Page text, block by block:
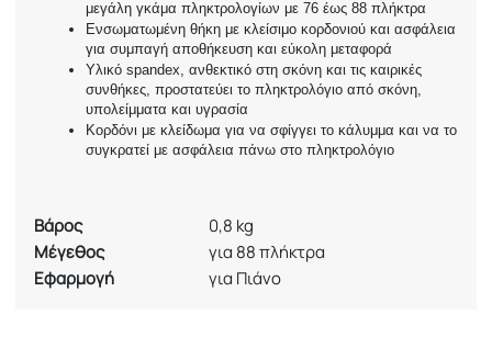
μεγάλη γκάμα πληκτρολογίων με 76 έως 88 πλήκτρα
Ενσωματωμένη θήκη με κλείσιμο κορδονιού και ασφάλεια
για συμπαγή αποθήκευση και εύκολη μεταφορά
Υλικό spandex, ανθεκτικό στη σκόνη και τις καιρικές
συνθήκες, προστατεύει το πληκτρολόγιο από σκόνη,
υπολείμματα και υγρασία
Κορδόνι με κλείδωμα για να σφίγγει το κάλυμμα και να το
συγκρατεί με ασφάλεια πάνω στο πληκτρολόγιο
Βάρος
0,8 kg
Μέγεθος
για 88 πλήκτρα
Εφαρμογή
για Πιάνο